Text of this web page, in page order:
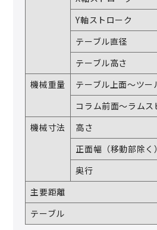
Y軸ストローク
テーブル直径
テーブル高さ
機械重量
テーブル上面～ツー
コラム前面～ラムス
機械寸法
高さ
正面幅（移動部除く）
奥行
主要距離
テーブル